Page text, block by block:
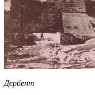
Дербент